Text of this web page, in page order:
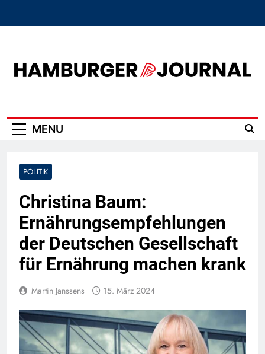
MENU
POLITIK
Christina Baum:
Ernährungsempfehlungen
der Deutschen Gesellschaft
für Ernährung machen krank
Martin Janssens 15. März 2024